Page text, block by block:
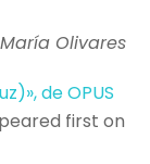
Olivares
de OPUS
first on